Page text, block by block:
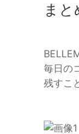
まと
毎日の
残すこ